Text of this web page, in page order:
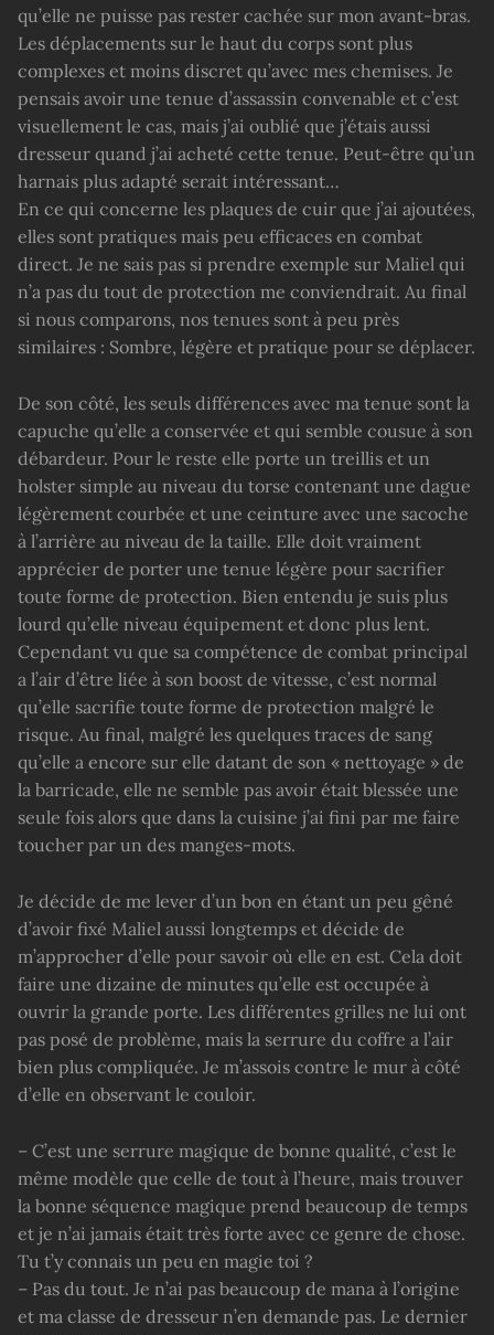
qu’elle ne puisse pas rester cachée sur mon avant-bras.
Les déplacements sur le haut du corps sont plus
complexes et moins discret qu’avec mes chemises. Je
pensais avoir une tenue d’assassin convenable et c’est
visuellement le cas, mais j’ai oublié que j’étais aussi
dresseur quand j’ai acheté cette tenue. Peut-être qu’un
harnais plus adapté serait intéressant…
En ce qui concerne les plaques de cuir que j’ai ajoutées,
elles sont pratiques mais peu efficaces en combat
direct. Je ne sais pas si prendre exemple sur Maliel qui
n’a pas du tout de protection me conviendrait. Au final
si nous comparons, nos tenues sont à peu près
similaires : Sombre, légère et pratique pour se déplacer.
De son côté, les seuls différences avec ma tenue sont la
capuche qu’elle a conservée et qui semble cousue à son
débardeur. Pour le reste elle porte un treillis et un
holster simple au niveau du torse contenant une dague
légèrement courbée et une ceinture avec une sacoche
à l’arrière au niveau de la taille. Elle doit vraiment
apprécier de porter une tenue légère pour sacrifier
toute forme de protection. Bien entendu je suis plus
lourd qu’elle niveau équipement et donc plus lent.
Cependant vu que sa compétence de combat principal
a l’air d’être liée à son boost de vitesse, c’est normal
qu’elle sacrifie toute forme de protection malgré le
risque. Au final, malgré les quelques traces de sang
qu’elle a encore sur elle datant de son « nettoyage » de
la barricade, elle ne semble pas avoir était blessée une
seule fois alors que dans la cuisine j’ai fini par me faire
toucher par un des manges-mots.
Je décide de me lever d’un bon en étant un peu gêné
d’avoir fixé Maliel aussi longtemps et décide de
m’approcher d’elle pour savoir où elle en est. Cela doit
faire une dizaine de minutes qu’elle est occupée à
ouvrir la grande porte. Les différentes grilles ne lui ont
pas posé de problème, mais la serrure du coffre a l’air
bien plus compliquée. Je m’assois contre le mur à côté
d’elle en observant le couloir.
– C’est une serrure magique de bonne qualité, c’est le
même modèle que celle de tout à l’heure, mais trouver
la bonne séquence magique prend beaucoup de temps
et je n’ai jamais était très forte avec ce genre de chose.
Tu t’y connais un peu en magie toi ?
– Pas du tout. Je n’ai pas beaucoup de mana à l’origine
et ma classe de dresseur n’en demande pas. Le dernier